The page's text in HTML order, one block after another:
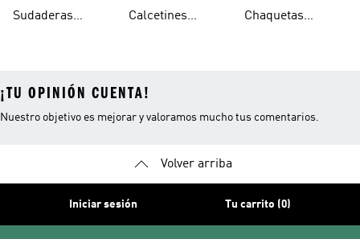
Sudaderas
Mujer
Calcetines
Chaquetas
¡TU OPINIÓN CUENTA!
Nuestro objetivo es mejorar y valoramos mucho tus comentarios.
Volver arriba
Iniciar sesión Tu carrito (0)